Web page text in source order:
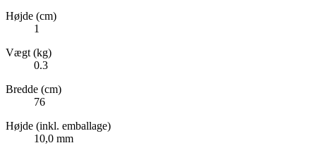
Højde (cm)
1
Vægt (kg)
0.3
Bredde (cm)
76
Højde (inkl. emballage)
10,0 mm